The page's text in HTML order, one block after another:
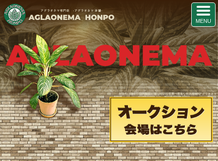
AGLAONEMA
耐陰性に強く、室内観葉に適している世界一有名な映画植物“アグラオネマ”